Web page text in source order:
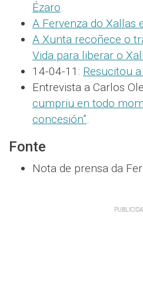
Ézaro.
A Fervenza do Xallas
A Xunta recoñece o
Vida para liberar o
14-04-11: Resucitou
Entrevista a Carlos
cumpriu en todo
concesión”.
Fonte
Nota de prensa da